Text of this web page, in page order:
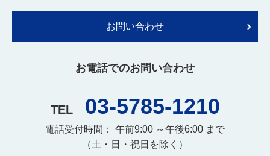
お問い合わせ
お電話でのお問い合わせ
TEL 03-5785-1210
電話受付時間： 午前9:00 ～午後6:00 まで
（土・日・祝日を除く）